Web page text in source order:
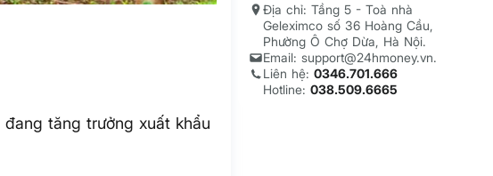
tăng trưởng xuất khẩu
Địa chỉ: Tầng 5 - Toà nhà
Geleximco số 36 Hoàng Cầu,
Phường Ô Chợ Dừa, Hà Nội.
Email: support@24hmoney.vn.
Liên hệ:0346.701.666
Hotline:038.509.6665